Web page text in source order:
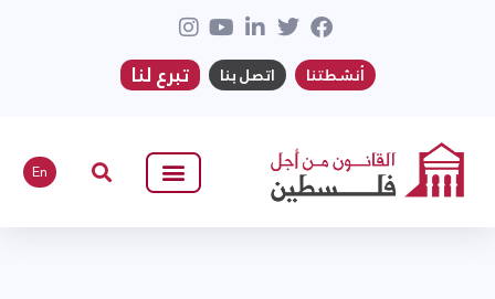
أنشطتنا اتصل بنا تبرع لنا
En